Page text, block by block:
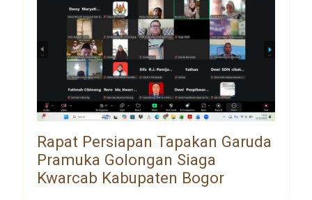
Rapat Persiapan Tapakan Garuda
Pramuka Golongan Siaga
Kwarcab Kabupaten Bogor